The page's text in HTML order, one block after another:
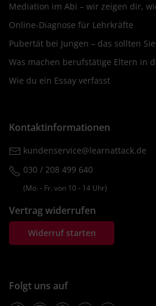
Mediation im Abi – wir zeigen dir,
Online-Diagnose für Lehrkräfte
Pubertät bei Jungen – das sollten
Was machen berufstätige Eltern in
Wie du ein Essay verfasst
Kontaktinformationen
kundenservice@learnattack.de
030 / 208 499 640
(Mo. ‐ Fr. von 10 ‐ 14 Uhr)
Vertrag widerrufen
Widerruf starten
Folgt uns auf